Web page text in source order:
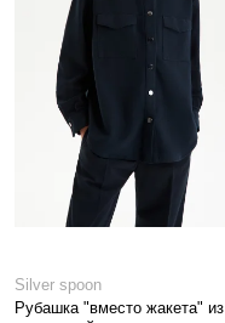
Silver spoon
Рубашка "вместо жакета" из